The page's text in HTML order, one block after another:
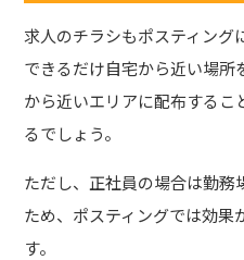
求人のチラシもポスティング
できるだけ自宅から近い場
から近いエリアに配布するこ
るでしょう。
ただし、正社員の場合は勤務
ため、ポスティングでは効果
す。